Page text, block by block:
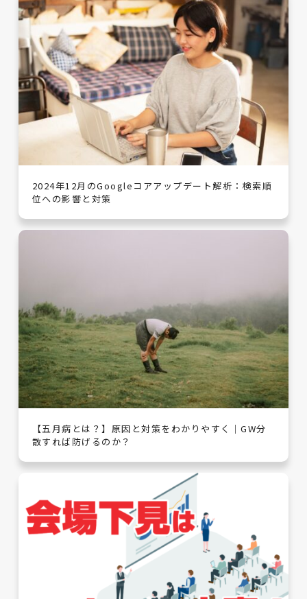
2024年12月のGoogleコアアップデート解析：検索順
位への影響と対策
【五月病とは？】原因と対策をわかりやすく｜GW分
散すれば防げるのか？